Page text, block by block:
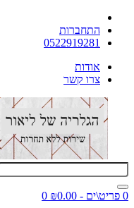
התחברות
0522919281
אודות
צרו קשר
0 פריט\ים - ₪0.00
0